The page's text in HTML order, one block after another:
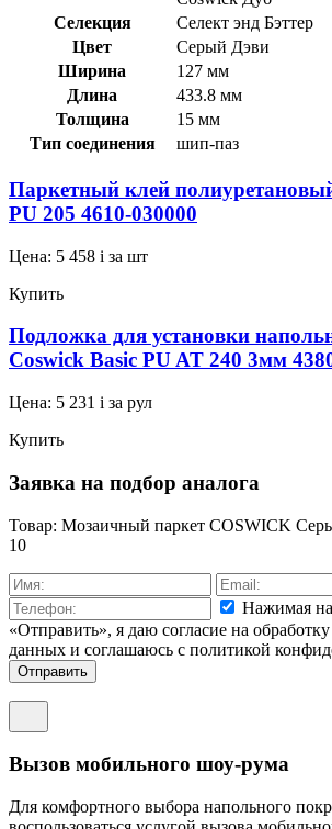
Селекция
Селект энд Бэттер
Цвет
Серый Дэви
Ширина
127 мм
Длина
433.8 мм
Толщина
15 мм
Тип соединения
шип-паз
Паркетный клей
PU 205 4610-030000
Цена: 5 458 i за шт
Купить
Подложка для установки
Coswick Basic PU AT 240 3мм
Цена: 5 231 i за рул
Купить
Заявка на подбор аналога
Товар: Мозаичный паркет COSWICK
10
Нажимая
«Отправить», я даю согласие на
данных и соглашаюсь c политикой
Отправить
Вызов мобильного шоу-рума
Для комфортного выбора напольного